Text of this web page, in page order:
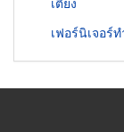
เฟอร์นิเจอร์